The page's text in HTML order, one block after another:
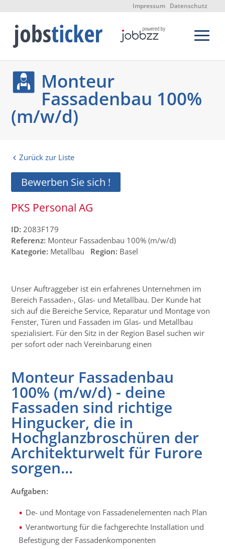
Impressum Datenschutz
Monteur
Fassadenbau 100%
(m/w/d)
Zurück zur Liste
Bewerben Sie sich !
PKS Personal AG
ID: 2083F179
Referenz: Monteur Fassadenbau 100% (m/w/d)
Kategorie: Metallbau Region: Basel
Unser Auftraggeber ist ein erfahrenes Unternehmen im
Bereich Fassaden-, Glas- und Metallbau. Der Kunde hat
sich auf die Bereiche Service, Reparatur und Montage von
Fenster, Türen und Fassaden im Glas- und Metallbau
spezialisiert. Für den Sitz in der Region Basel suchen wir
per sofort oder nach Vereinbarung einen
Monteur Fassadenbau
100% (m/w/d) - deine
Fassaden sind richtige
Hingucker, die in
Hochglanzbroschüren der
Architekturwelt für Furore
sorgen...
Aufgaben:
De- und Montage von Fassadenelementen nach Plan
Verantwortung für die fachgerechte Installation und
Befestigung der Fassadenkomponenten